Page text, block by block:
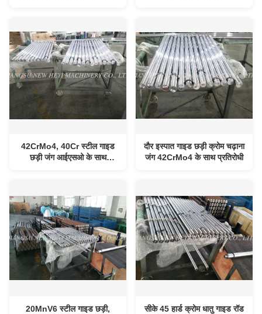
42CrMo4, 40Cr स्टील गाइड
छड़ी जंग आईएसओ के साथ
दौर इस्पात गाइड छड़ी क्रोम चढ़ाना
जंग 42CrMo4 के साथ प्रतिरोधी
20MnV6 स्टील गाइड छड़ी,
सीके 45 हार्ड क्रोम धातु गाइड रॉड